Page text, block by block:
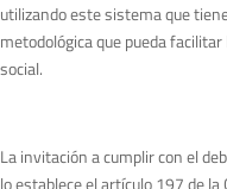
utilizando este sistema que
metodológica que pueda
social.
La invitación a cumplir con el
lo establece el artículo 197 de